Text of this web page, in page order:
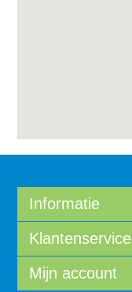
Informatie
Klantenservice
Mijn account